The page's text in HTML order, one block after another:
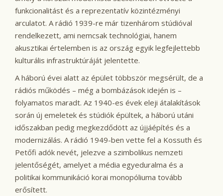
funkcionalitást és a reprezentatív közintézményi
arculatot. A rádió 1939-re már tizenhárom stúdióval
rendelkezett, ami nemcsak technológiai, hanem
akusztikai értelemben is az ország egyik legfejlettebb
kulturális infrastruktúráját jelentette.
A háború évei alatt az épület többször megsérült, de a
rádiós működés – még a bombázások idején is –
folyamatos maradt. Az 1940-es évek eleji átalakítások
során új emeletek és stúdiók épültek, a háború utáni
időszakban pedig megkezdődött az újjáépítés és a
modernizálás. A rádió 1949-ben vette fel a Kossuth és
Petőfi adók nevét, jelezve a szimbolikus nemzeti
jelentőségét, amelyet a média egyeduralma és a
politikai kommunikáció korai monopóliuma tovább
erősített.